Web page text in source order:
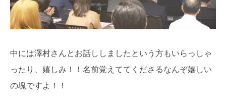
中には澤村さんとお話ししましたという方もいらっしゃ
ったり、嬉しみ！！名前覚えててくださるなんぞ嬉しい
の塊ですよ！！